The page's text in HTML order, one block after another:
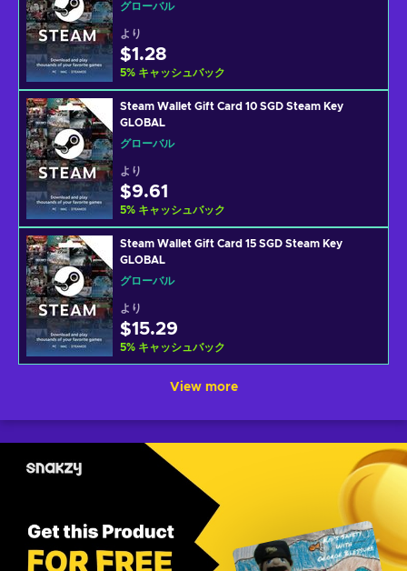
グローバル
より
$1.28
5% キャッシュバック
Steam Wallet Gift Card 10 SGD Steam Key
GLOBAL
グローバル
より
$9.61
5% キャッシュバック
Steam Wallet Gift Card 15 SGD Steam Key
GLOBAL
グローバル
より
$15.29
5% キャッシュバック
View more